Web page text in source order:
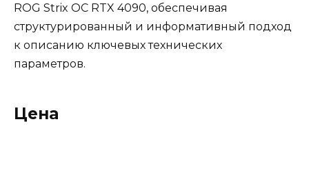
ROG Strix OC RTX 4090, обеспечивая
структурированный и информативный подход
к описанию ключевых технических
параметров.
Цена